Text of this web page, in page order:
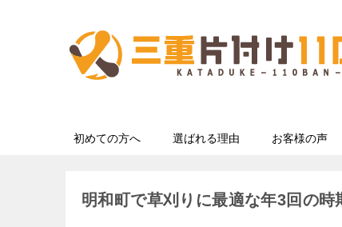
初めての方へ 選ばれる理由 お客様の声
明和町で草刈りに最適な年3回の